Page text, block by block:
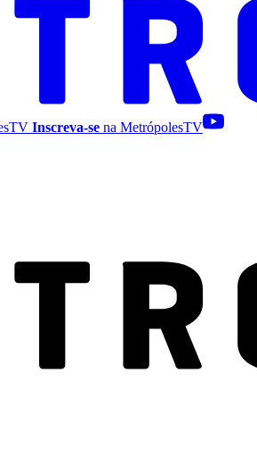
Inscreva-se na MetrópolesTV